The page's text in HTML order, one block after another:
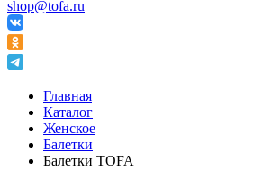
shop@tofa.ru
Главная
Каталог
Женское
Балетки
Балетки TOFA